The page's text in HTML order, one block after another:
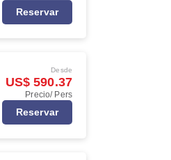
Reservar
Desde
US$ 590.37
Precio/ Pers
Reservar